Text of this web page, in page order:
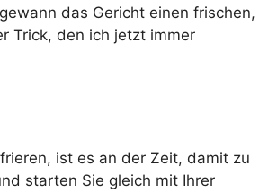
das Gericht einen frischen,
Trick, den ich jetzt immer
ist es an der Zeit, damit zu
starten Sie gleich mit Ihrer